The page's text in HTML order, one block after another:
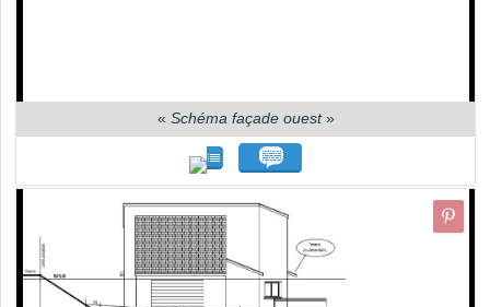
« Schéma façade ouest»